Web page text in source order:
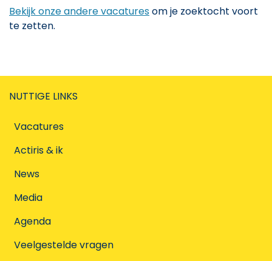
Bekijk onze andere vacaturesom je zoektocht voort
te zetten.
NUTTIGE LINKS
Vacatures
Actiris & ik
News
Media
Agenda
Veelgestelde vragen